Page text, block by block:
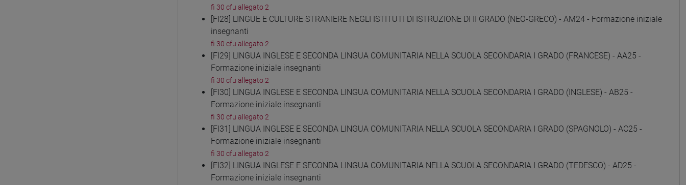
fi 30 cfu allegato 2
[FI28] LINGUE E CULTURE STRANIERE NEGLI ISTITUTI DI ISTRUZIONE DI II GRADO (NEO-GRECO) - AM24 - Formazione iniziale
insegnanti
fi 30 cfu allegato 2
[FI29] LINGUA INGLESE E SECONDA LINGUA COMUNITARIA NELLA SCUOLA SECONDARIA I GRADO (FRANCESE) - AA25 -
Formazione iniziale insegnanti
fi 30 cfu allegato 2
[FI30] LINGUA INGLESE E SECONDA LINGUA COMUNITARIA NELLA SCUOLA SECONDARIA I GRADO (INGLESE) - AB25 -
Formazione iniziale insegnanti
fi 30 cfu allegato 2
[FI31] LINGUA INGLESE E SECONDA LINGUA COMUNITARIA NELLA SCUOLA SECONDARIA I GRADO (SPAGNOLO) - AC25 -
Formazione iniziale insegnanti
fi 30 cfu allegato 2
[FI32] LINGUA INGLESE E SECONDA LINGUA COMUNITARIA NELLA SCUOLA SECONDARIA I GRADO (TEDESCO) - AD25 -
Formazione iniziale insegnanti